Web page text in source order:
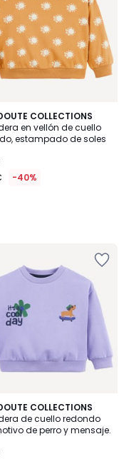
COLLECTIONS
en vellón de cuello
estampado de soles
-40%
COLLECTIONS
de cuello redondo
de perro y mensaje.